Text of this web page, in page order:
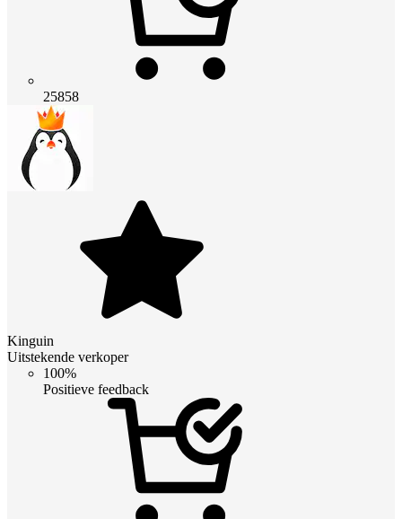
25858
Kinguin
Uitstekende verkoper
100%
Positieve feedback